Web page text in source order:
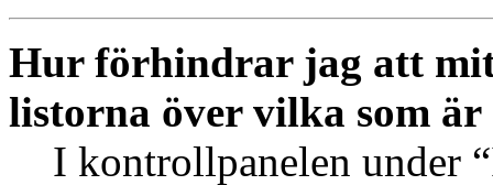
Hur förhindrar jag att
listorna över vilka som är
I kontrollpanelen under